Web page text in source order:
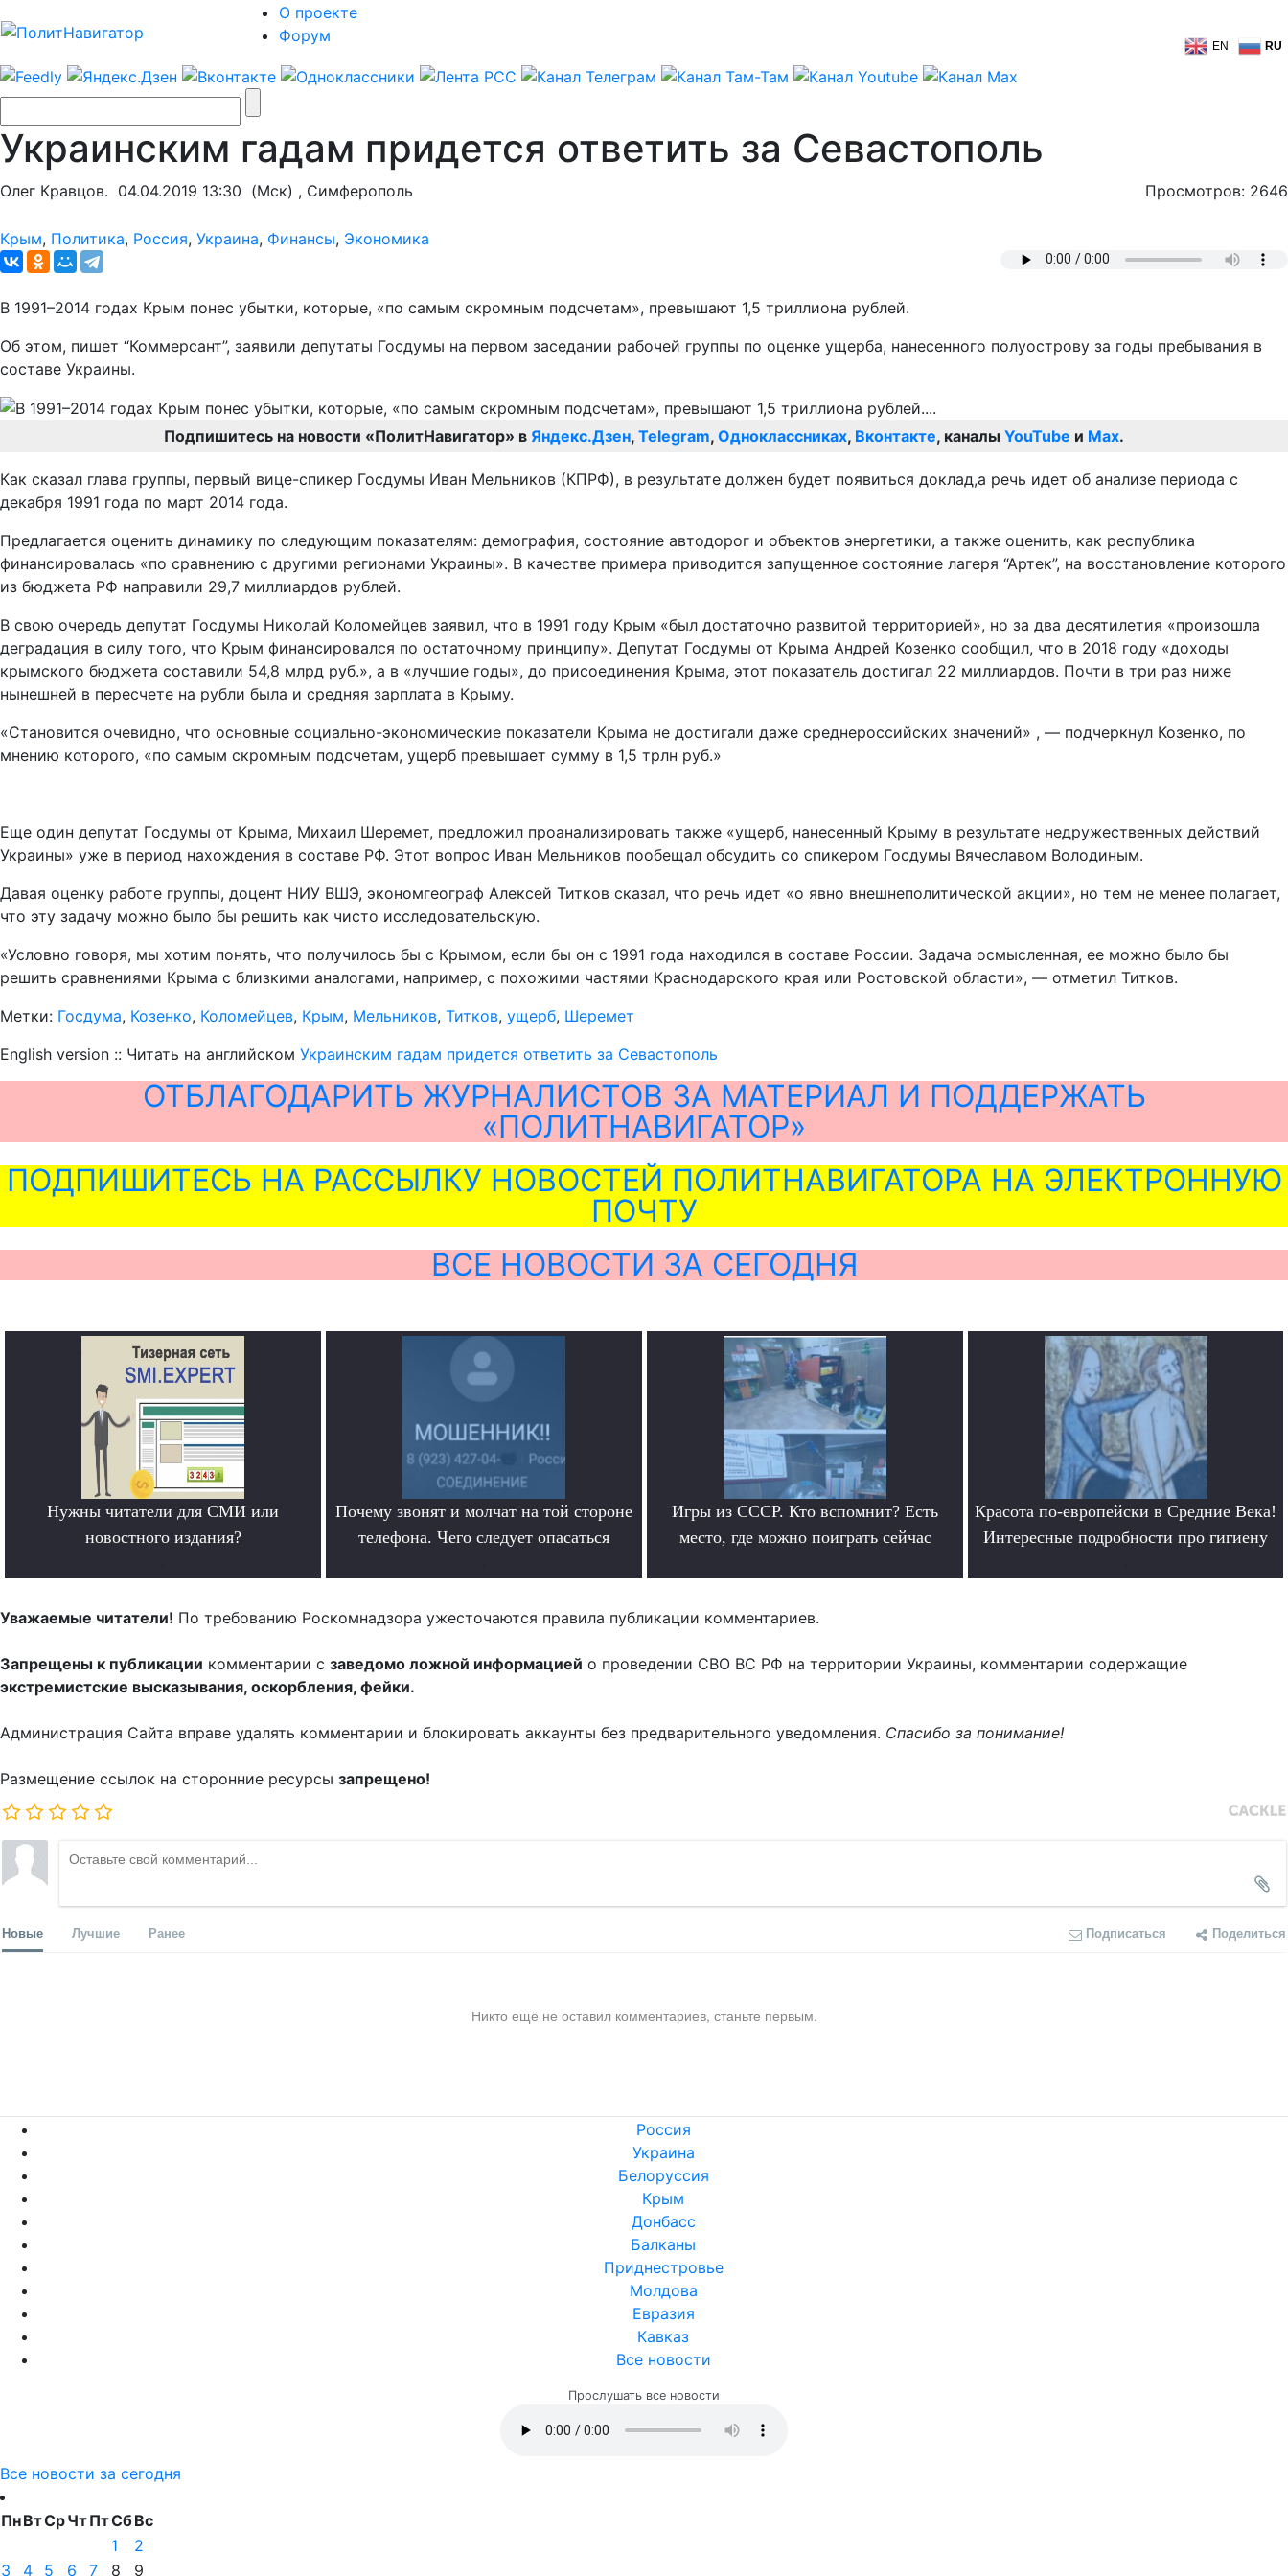
О проекте
Форум
EN RU
Украинским гадам придется ответить за Севастополь
Олег Кравцов. 04.04.2019 13:30 (Мск) , Симферополь Просмотров: 2646
Крым, Политика, Россия, Украина, Финансы, Экономика
В 1991–2014 годах Крым понес убытки, которые, «по самым скромным подсчетам», превышают 1,5 триллиона рублей.
Об этом, пишет “Коммерсант”, заявили депутаты Госдумы на первом заседании рабочей группы по оценке ущерба, нанесенного полуострову за годы пребывания в
составе Украины.
Подпишитесь на новости «ПолитНавигатор» в Яндекс.Дзен, Telegram, Одноклассниках, Вконтакте, каналы YouTube и Max.
Как сказал глава группы, первый вице-спикер Госдумы Иван Мельников (КПРФ), в результате должен будет появиться доклад,а речь идет об анализе периода с
декабря 1991 года по март 2014 года.
Предлагается оценить динамику по следующим показателям: демография, состояние автодорог и объектов энергетики, а также оценить, как республика
финансировалась «по сравнению с другими регионами Украины». В качестве примера приводится запущенное состояние лагеря “Артек”, на восстановление которого
из бюджета РФ направили 29,7 миллиардов рублей.
В свою очередь депутат Госдумы Николай Коломейцев заявил, что в 1991 году Крым «был достаточно развитой территорией», но за два десятилетия «произошла
деградация в силу того, что Крым финансировался по остаточному принципу». Депутат Госдумы от Крыма Андрей Козенко сообщил, что в 2018 году «доходы
крымского бюджета составили 54,8 млрд руб.», а в «лучшие годы», до присоединения Крыма, этот показатель достигал 22 миллиардов. Почти в три раз ниже
нынешней в пересчете на рубли была и средняя зарплата в Крыму.
«Становится очевидно, что основные социально-экономические показатели Крыма не достигали даже среднероссийских значений» , — подчеркнул Козенко, по
мнению которого, «по самым скромным подсчетам, ущерб превышает сумму в 1,5 трлн руб.»
Еще один депутат Госдумы от Крыма, Михаил Шеремет, предложил проанализировать также «ущерб, нанесенный Крыму в результате недружественных действий
Украины» уже в период нахождения в составе РФ. Этот вопрос Иван Мельников пообещал обсудить со спикером Госдумы Вячеславом Володиным.
Давая оценку работе группы, доцент НИУ ВШЭ, экономгеограф Алексей Титков сказал, что речь идет «о явно внешнеполитической акции», но тем не менее полагает,
что эту задачу можно было бы решить как чисто исследовательскую.
«Условно говоря, мы хотим понять, что получилось бы с Крымом, если бы он с 1991 года находился в составе России. Задача осмысленная, ее можно было бы
решить сравнениями Крыма с близкими аналогами, например, с похожими частями Краснодарского края или Ростовской области», — отметил Титков.
Метки: Госдума, Козенко, Коломейцев, Крым, Мельников, Титков, ущерб, Шеремет
English version :: Читать на английском Украинским гадам придется ответить за Севастополь
ОТБЛАГОДАРИТЬ ЖУРНАЛИСТОВ ЗА МАТЕРИАЛ И ПОДДЕРЖАТЬ
«ПОЛИТНАВИГАТОР»
ПОДПИШИТЕСЬ НА РАССЫЛКУ НОВОСТЕЙ ПОЛИТНАВИГАТОРА НА ЭЛЕКТРОННУЮ
ПОЧТУ
ВСЕ НОВОСТИ ЗА СЕГОДНЯ
Нужны читатели для СМИ или
новостного издания?
Почему звонят и молчат на той стороне
телефона. Чего следует опасаться
Игры из СССР. Кто вспомнит? Есть
место, где можно поиграть сейчас
Красота по-европейски в Средние Века!
Интересные подробности про гигиену
Уважаемые читатели! По требованию Роскомнадзора ужесточаются правила публикации комментариев.
Запрещены к публикации комментарии с заведомо ложной информацией о проведении СВО ВС РФ на территории Украины, комментарии содержащие
экстремистские высказывания, оскорбления, фейки.
Администрация Сайта вправе удалять комментарии и блокировать аккаунты без предварительного уведомления. Спасибо за понимание!
Размещение ссылок на сторонние ресурсы запрещено!
Новые Лучшие Ранее Подписаться Поделиться
Никто ещё не оставил комментариев, станьте первым.
Россия
Украина
Белоруссия
Крым
Донбасс
Балканы
Приднестровье
Молдова
Евразия
Кавказ
Все новости
Прослушать все новости
Все новости за сегодня
ПнВтСрЧтПтСбВс
1
2
3
4 5 6 7 8
9